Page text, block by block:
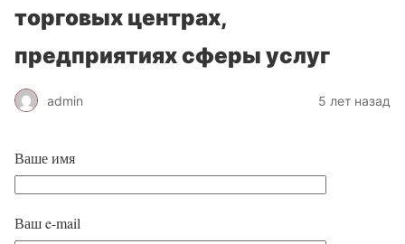
торговых центрах,
предприятиях сферы услуг
admin 5 лет назад
Ваше имя
Ваш e-mail